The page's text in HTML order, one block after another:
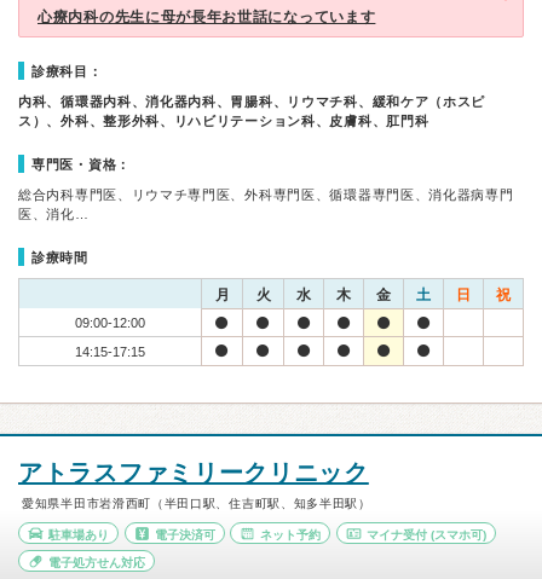
心療内科の先生に母が長年お世話になっています
診療科目：
内科、循環器内科、消化器内科、胃腸科、リウマチ科、緩和ケア（ホスピ
ス）、外科、整形外科、リハビリテーション科、皮膚科、肛門科
専門医・資格：
総合内科専門医、リウマチ専門医、外科専門医、循環器専門医、消化器病専門
医、消化…
診療時間
月 火 水 木 金 土 日 祝
09:00-12:00
14:15-17:15
アトラスファミリークリニック
愛知県半田市岩滑西町（半田口駅、住吉町駅、知多半田駅）
駐車場あり 電子決済可 ネット予約 マイナ受付 (スマホ可)
電子処方せん対応